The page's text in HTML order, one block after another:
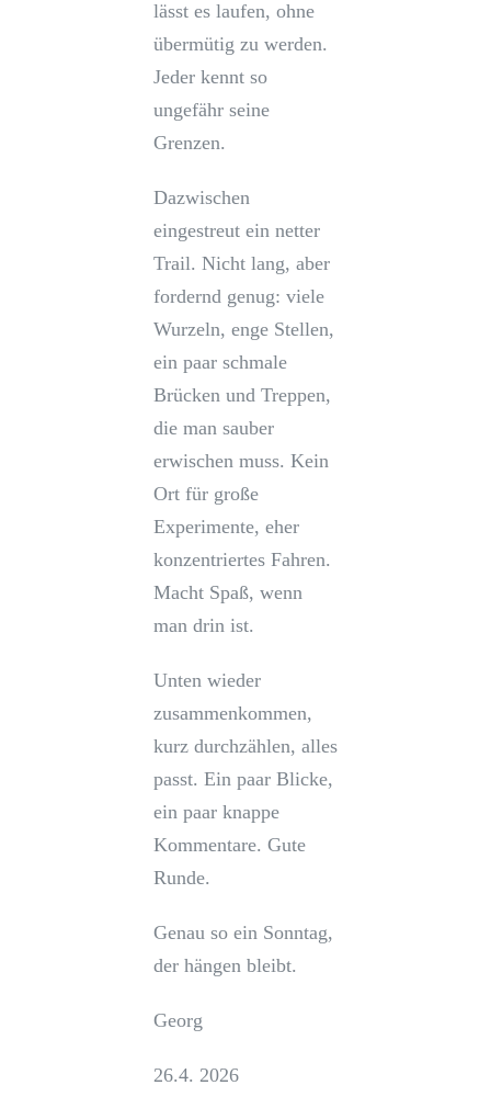
lässt es laufen, ohne
übermütig zu werden.
Jeder kennt so
ungefähr seine
Grenzen.
Dazwischen
eingestreut ein netter
Trail. Nicht lang, aber
fordernd genug: viele
Wurzeln, enge Stellen,
ein paar schmale
Brücken und Treppen,
die man sauber
erwischen muss. Kein
Ort für große
Experimente, eher
konzentriertes Fahren.
Macht Spaß, wenn
man drin ist.
Unten wieder
zusammenkommen,
kurz durchzählen, alles
passt. Ein paar Blicke,
ein paar knappe
Kommentare. Gute
Runde.
Genau so ein Sonntag,
der hängen bleibt.
Georg
26.4. 2026